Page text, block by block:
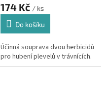
174 Kč / ks
Do košíku
Účinná souprava dvou herbicidů
pro hubení plevelů v trávnících.